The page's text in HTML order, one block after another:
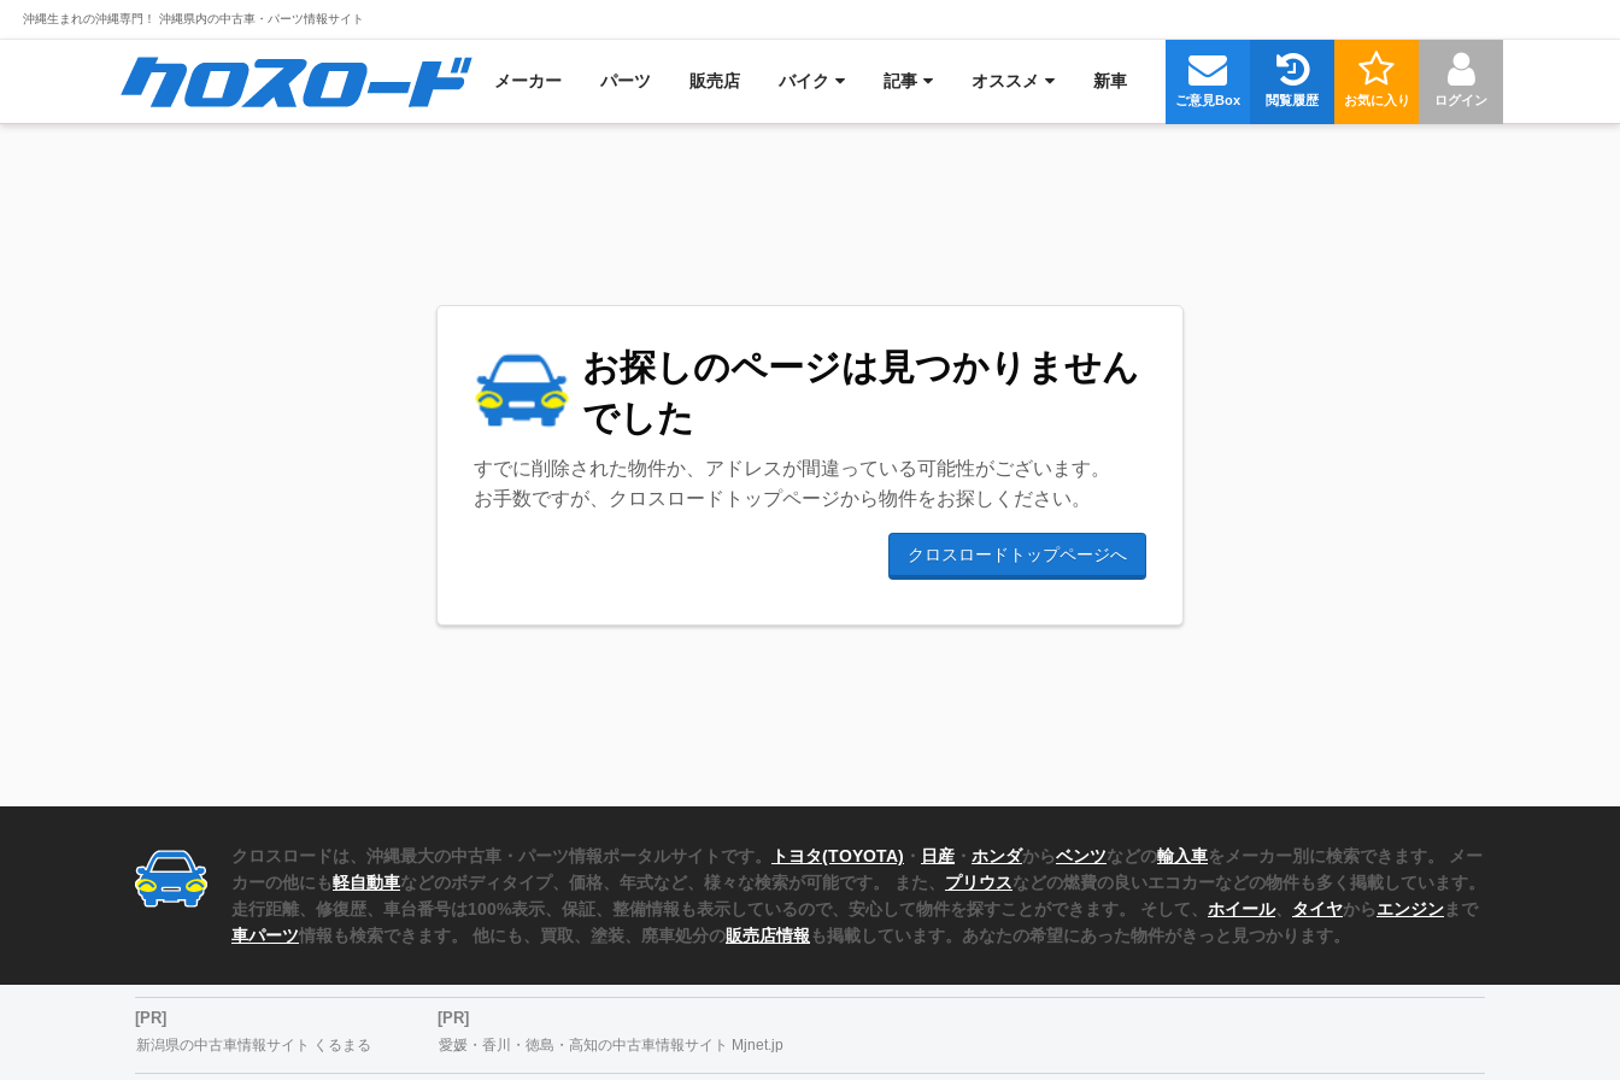
沖縄生まれの沖縄専門！ 沖縄県内の中古車・パーツ情報サイト
メーカー パーツ 販売店 バイク 記事 オススメ 新車
ログイン
お気に入り
閲覧履歴
ご意見Box
お探しのページは見つかりません
でした
すでに削除された物件か、アドレスが間違っている可能性がございます。
お手数ですが、クロスロードトップページから物件をお探しください。
クロスロードトップページへ
クロスロードは、沖縄最大の中古車・パーツ情報ポータルサイトです。 トヨタ(TOYOTA) ・ 日産 ・ ホンダからベンツなどの輸入車をメーカー別に検索できます。 メー
カーの他にも軽自動車などのボディタイプ、価格、年式など、様々な検索が可能です。 また、 プリウスなどの燃費の良いエコカーなどの物件も多く掲載しています。
走行距離、修復歴、車台番号は100%表示、保証、整備情報も表示しているので、安心して物件を探すことができます。 そして、 ホイール、 タイヤからエンジンまで
車パーツ情報も検索できます。 他にも、買取、塗装、廃車処分の販売店情報 も掲載しています。あなたの希望にあった物件がきっと見つかります。
[PR]
新潟県の中古車情報サイト くるまる
[PR]
愛媛・香川・徳島・高知の中古車情報サイト Mjnet.jp